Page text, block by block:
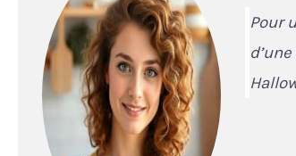
Pour